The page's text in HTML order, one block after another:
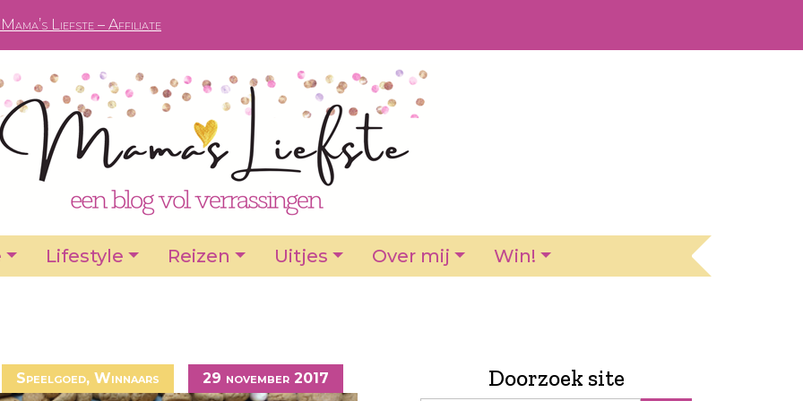
Liefste – Affiliate
Lifestyle Reizen Uitjes Over mij Win!
Speelgoed, Winnaars 29 november 2017 Doorzoek site